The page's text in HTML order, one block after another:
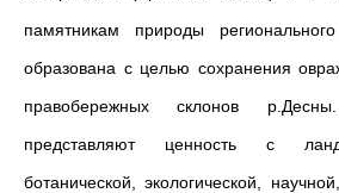
памятникам природы
образована с целью сохранения
правобережных склонов
представляют ценность с
ботанической, экологической,